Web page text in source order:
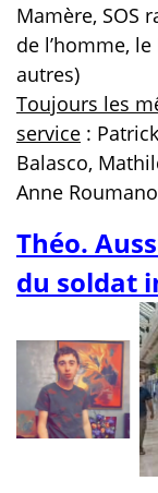
Mamère, SOS
de l’homme, le
autres)
Toujours les
service :
Balasco,
Anne
Théo.
du soldat